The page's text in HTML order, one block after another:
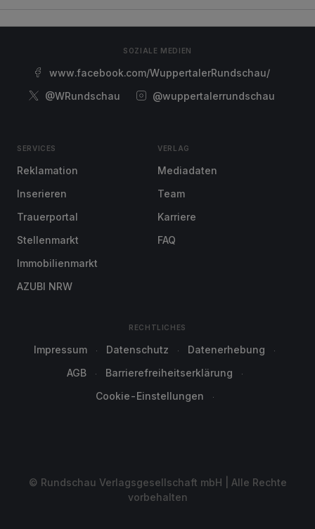
SOZIALE MEDIEN
www.facebook.com/WuppertalerRundschau/
@WRundschau
@wuppertalerrundschau
SERVICES
Reklamation
Inserieren
Trauerportal
Stellenmarkt
Immobilienmarkt
AZUBI NRW
VERLAG
Mediadaten
Team
Karriere
FAQ
RECHTLICHES
Impressum Datenschutz
Datenerhebung
AGB
Barrierefreiheitserklärung
Cookie-Einstellungen
© Rundschau Verlagsgesellschaft mbH | Alle Rechte
vorbehalten